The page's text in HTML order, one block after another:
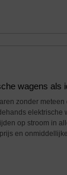
wagens als
zonder meteen
elektrische
op stroom in
en